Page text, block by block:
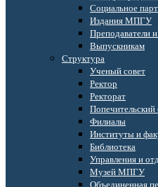
Социальное
Издания МПГУ
Преподаватели
Выпускникам
Структура
Ученый совет
Ректор
Ректорат
Филиалы
Институты и
Библиотека
Управления и
Музей МПГУ
Объединенная